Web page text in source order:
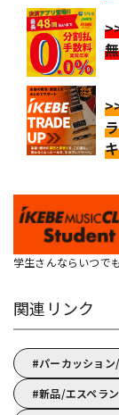
学生さんならいつで
関連リンク
パーカッショ
新品/エスペラ